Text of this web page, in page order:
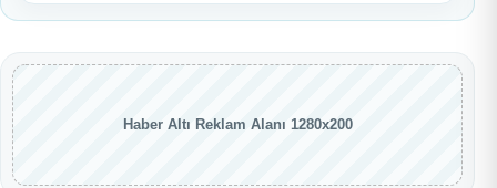
Haber Altı Reklam Alanı 1280x200